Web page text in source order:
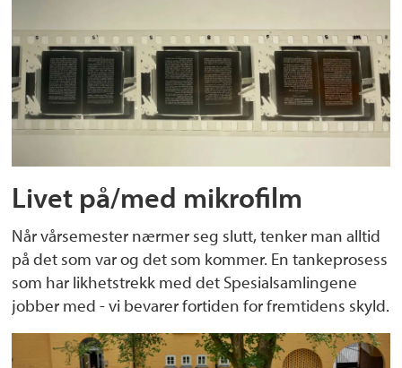
Livet på/med mikrofilm
Når vårsemester nærmer seg slutt, tenker man alltid
på det som var og det som kommer. En tankeprosess
som har likhetstrekk med det Spesialsamlingene
jobber med - vi bevarer fortiden for fremtidens skyld.